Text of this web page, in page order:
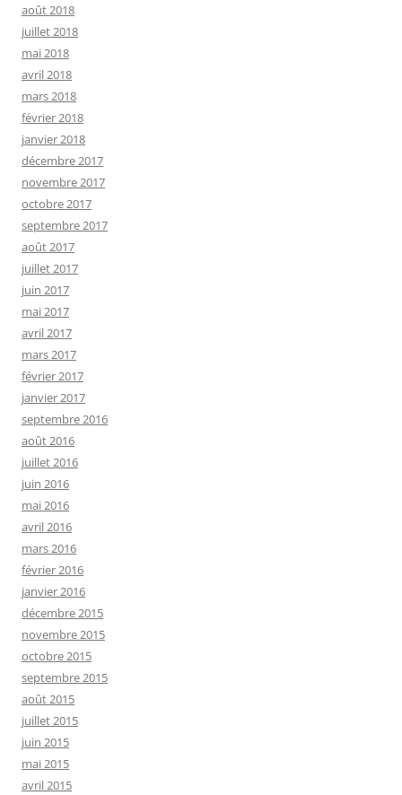
août 2018
juillet 2018
mai 2018
avril 2018
mars 2018
février 2018
janvier 2018
décembre 2017
novembre 2017
octobre 2017
septembre 2017
août 2017
juillet 2017
juin 2017
mai 2017
avril 2017
mars 2017
février 2017
janvier 2017
septembre 2016
août 2016
juillet 2016
juin 2016
mai 2016
avril 2016
mars 2016
février 2016
janvier 2016
décembre 2015
novembre 2015
octobre 2015
septembre 2015
août 2015
juillet 2015
juin 2015
mai 2015
avril 2015